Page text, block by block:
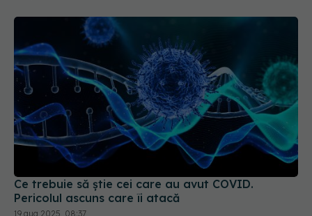
Ce trebuie să știe cei care au avut COVID.
Pericolul ascuns care îi atacă
19 aug 2025, 08:37